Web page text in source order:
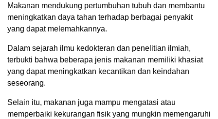
Makanan mendukung pertumbuhan tubuh dan membantu
meningkatkan daya tahan terhadap berbagai penyakit
yang dapat melemahkannya.
Dalam sejarah ilmu kedokteran dan penelitian ilmiah,
terbukti bahwa beberapa jenis makanan memiliki khasiat
yang dapat meningkatkan kecantikan dan keindahan
seseorang.
Selain itu, makanan juga mampu mengatasi atau
memperbaiki kekurangan fisik yang mungkin memengaruhi